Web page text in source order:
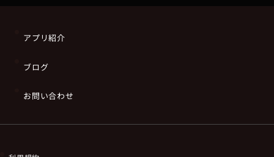
アプリ紹介
ブログ
お問い合わせ